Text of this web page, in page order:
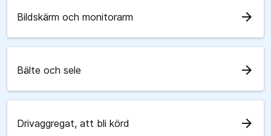
Bildskärm och monitorarm arrow_forward
Bälte och sele arrow_forward
Drivaggregat, att bli körd arrow_forward